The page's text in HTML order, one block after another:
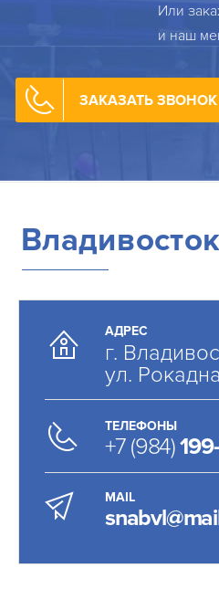
Или
и наш
ЗАКАЗАТЬ ЗВОНОК
Владивосток
АДРЕС
г.
ул.
ТЕЛЕФОНЫ
+7 (984)
MAIL